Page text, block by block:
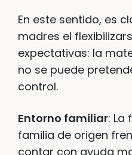
En este sentido, es
madres el
expectativas: la
no se puede
control.
Entorno familiar: La
familia de origen
contar con ayuda